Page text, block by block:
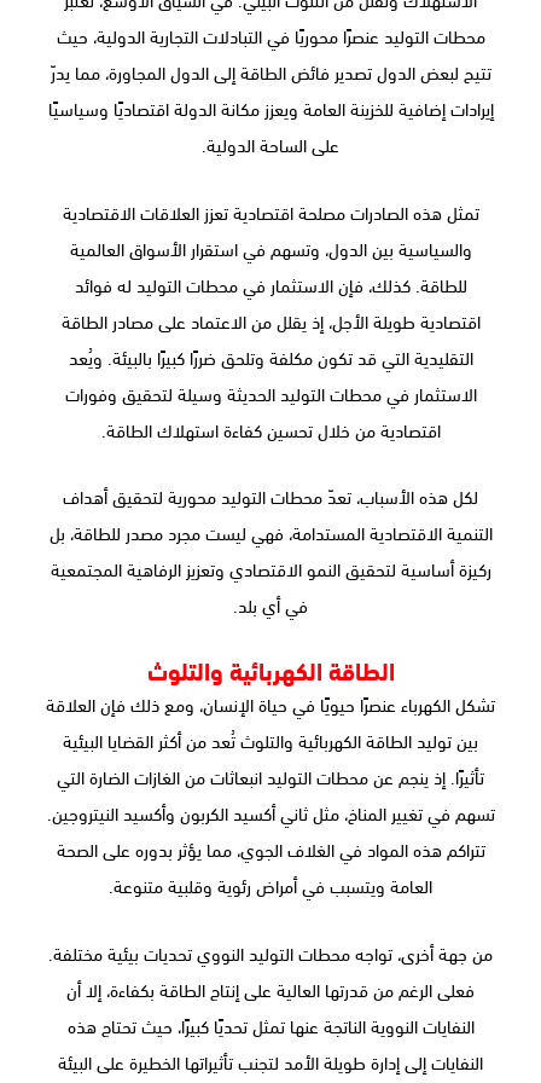
محطات التوليد عنصرًا محوريًا في التبادلات التجارية الدولية، حيث
تتيح لبعض الدول تصدير فائض الطاقة إلى الدول المجاورة، مما يدرّ
إيرادات إضافية للخزينة العامة ويعزز مكانة الدولة اقتصاديًا وسياسيًا
على الساحة الدولية.
تمثل هذه الصادرات مصلحة اقتصادية تعزز العلاقات الاقتصادية
والسياسية بين الدول، وتسهم في استقرار الأسواق العالمية
للطاقة. كذلك، فإن الاستثمار في محطات التوليد له فوائد
اقتصادية طويلة الأجل، إذ يقلل من الاعتماد على مصادر الطاقة
التقليدية التي قد تكون مكلفة وتلحق ضررًا كبيرًا بالبيئة. ويُعد
الاستثمار في محطات التوليد الحديثة وسيلة لتحقيق وفورات
اقتصادية من خلال تحسين كفاءة استهلاك الطاقة.
لكل هذه الأسباب، تعدّ محطات التوليد محورية لتحقيق أهداف
التنمية الاقتصادية المستدامة، فهي ليست مجرد مصدر للطاقة، بل
ركيزة أساسية لتحقيق النمو الاقتصادي وتعزيز الرفاهية المجتمعية
في أي بلد.
الطاقة الكهربائية والتلوث
تشكل الكهرباء عنصرًا حيويًا في حياة الإنسان، ومع ذلك فإن العلاقة
بين توليد الطاقة الكهربائية والتلوث تُعد من أكثر القضايا البيئية
تأثيرًا. إذ ينجم عن محطات التوليد انبعاثات من الغازات الضارة التي
تسهم في تغيير المناخ، مثل ثاني أكسيد الكربون وأكسيد النيتروجين.
تتراكم هذه المواد في الغلاف الجوي، مما يؤثر بدوره على الصحة
العامة ويتسبب في أمراض رئوية وقلبية متنوعة.
من جهة أخرى، تواجه محطات التوليد النووي تحديات بيئية مختلفة.
فعلى الرغم من قدرتها العالية على إنتاج الطاقة بكفاءة، إلا أن
النفايات النووية الناتجة عنها تمثل تحديًا كبيرًا، حيث تحتاج هذه
النفايات إلى إدارة طويلة الأمد لتجنب تأثيراتها الخطيرة على البيئة